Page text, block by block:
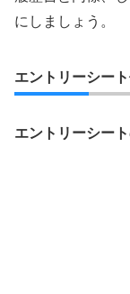
にしましょう。
エントリーシー
エントリーシー